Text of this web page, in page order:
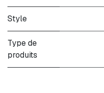
Style
Type de
produits